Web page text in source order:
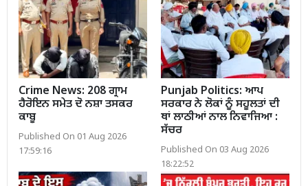
Crime News: 208 ਗ੍ਰਾਮ
ਹੈਰੋਇਨ ਸਮੇਤ ਦੋ ਨਸ਼ਾ ਤਸਕਰ
ਕਾਬੂ
Published On 01 Aug 2026
17:59:16
Punjab Politics: ਆਪ
ਸਰਕਾਰ ਨੇ ਲੋਕਾਂ ਨੂੰ ਸਹੂਲਤਾਂ ਦੀ
ਥਾਂ ਲਾਠੀਆਂ ਨਾਲ ਨਿਵਾਜਿਆ :
ਸੱਚਰ
Published On 03 Aug 2026
18:22:52